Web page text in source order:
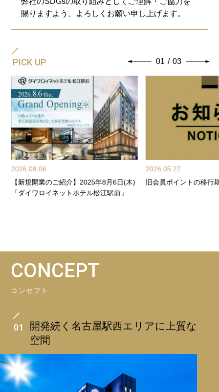
賜りますよう、よろしくお願い申し上げます。
PICK UP
2026.08.06
【新規開業のご紹介】2025年8月6日(木)
「ダイワロイネットホテル松江駅前」
2026.05.27
旧会員ポイントの移行
01 / 03
CONCEPT
コンセプト
01
開発続く名古屋駅西エリアに上質な
空間